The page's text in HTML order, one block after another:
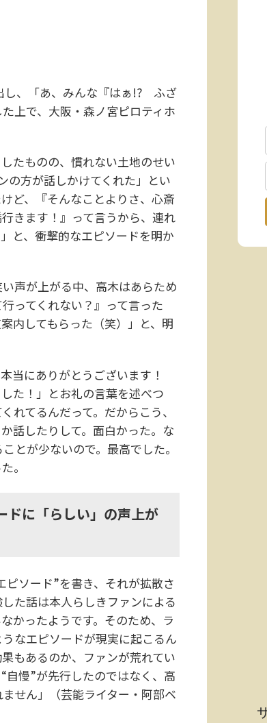
、「あ、みんな『はぁ!? ふざ
上で、大阪・森ノ宮ピロティホ
たものの、慣れない土地のせい
の方が話しかけてくれた」とい
ど、『そんなことよりさ、心斎
きます！』って言うから、連れ
と、衝撃的なエピソードを明か
声が上がる中、高木はあらため
ってくれない？』って言った
内してもらった（笑）」と、明
当にありがとうございます！
た！」とお礼の言葉を述べつ
れてるんだって。だからこう、
話したりして。面白かった。な
とが少ないので。最高でした。
。
に「らしい」の声上が
ピソード”を書き、それが拡散さ
た話は本人らしきファンによる
かったようです。そのため、ラ
なエピソードが現実に起こるん
もあるのか、ファンが荒れてい
自慢”が先行したのではなく、高
せん」（芸能ライター・阿部ベ